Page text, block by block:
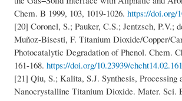
https://doi.org/
[20] Coronel, S.; Pauker, C.S.; Jentzsch, P.V.;
Muñoz-Bisesti, F. Titanium Dioxide/Copper/
Photocatalytic Degradation of Phenol. Chem.
161-168. https://doi.org/10.23939/chcht14.02.161
[21] Qiu, S.; Kalita, S.J. Synthesis, Processing
Nanocrystalline Titanium Dioxide. Mater. Sci.